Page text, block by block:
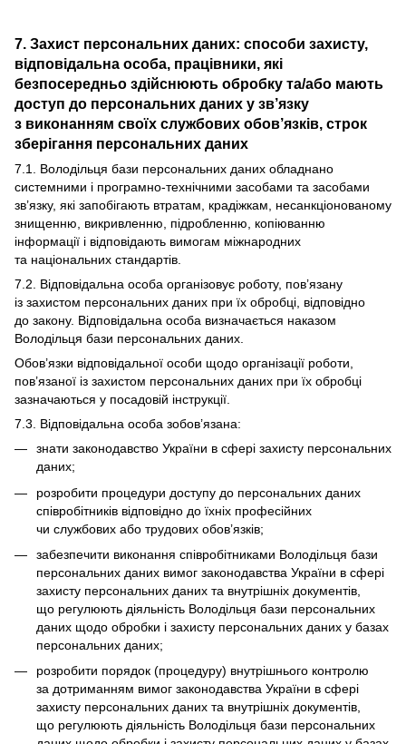
7. Захист персональних даних: способи захисту,
відповідальна особа, працівники, які
безпосередньо здійснюють обробку та/або мають
доступ до персональних даних у зв’язку
з виконанням своїх службових обов’язків, строк
зберігання персональних даних
7.1. Володільця бази персональних даних обладнано
системними і програмно-технічними засобами та засобами
зв’язку, які запобігають втратам, крадіжкам, несанкціонованому
знищенню, викривленню, підробленню, копіюванню
інформації і відповідають вимогам міжнародних
та національних стандартів.
7.2. Відповідальна особа організовує роботу, пов’язану
із захистом персональних даних при їх обробці, відповідно
до закону. Відповідальна особа визначається наказом
Володільця бази персональних даних.
Обов’язки відповідальної особи щодо організації роботи,
пов’язаної із захистом персональних даних при їх обробці
зазначаються у посадовій інструкції.
7.3. Відповідальна особа зобов’язана:
знати законодавство України в сфері захисту персональних
даних;
розробити процедури доступу до персональних даних
співробітників відповідно до їхніх професійних
чи службових або трудових обов’язків;
забезпечити виконання співробітниками Володільця бази
персональних даних вимог законодавства України в сфері
захисту персональних даних та внутрішніх документів,
що регулюють діяльність Володільця бази персональних
даних щодо обробки і захисту персональних даних у базах
персональних даних;
розробити порядок (процедуру) внутрішнього контролю
за дотриманням вимог законодавства України в сфері
захисту персональних даних та внутрішніх документів,
що регулюють діяльність Володільця бази персональних